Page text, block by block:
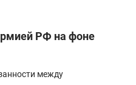
РФ на фоне
между